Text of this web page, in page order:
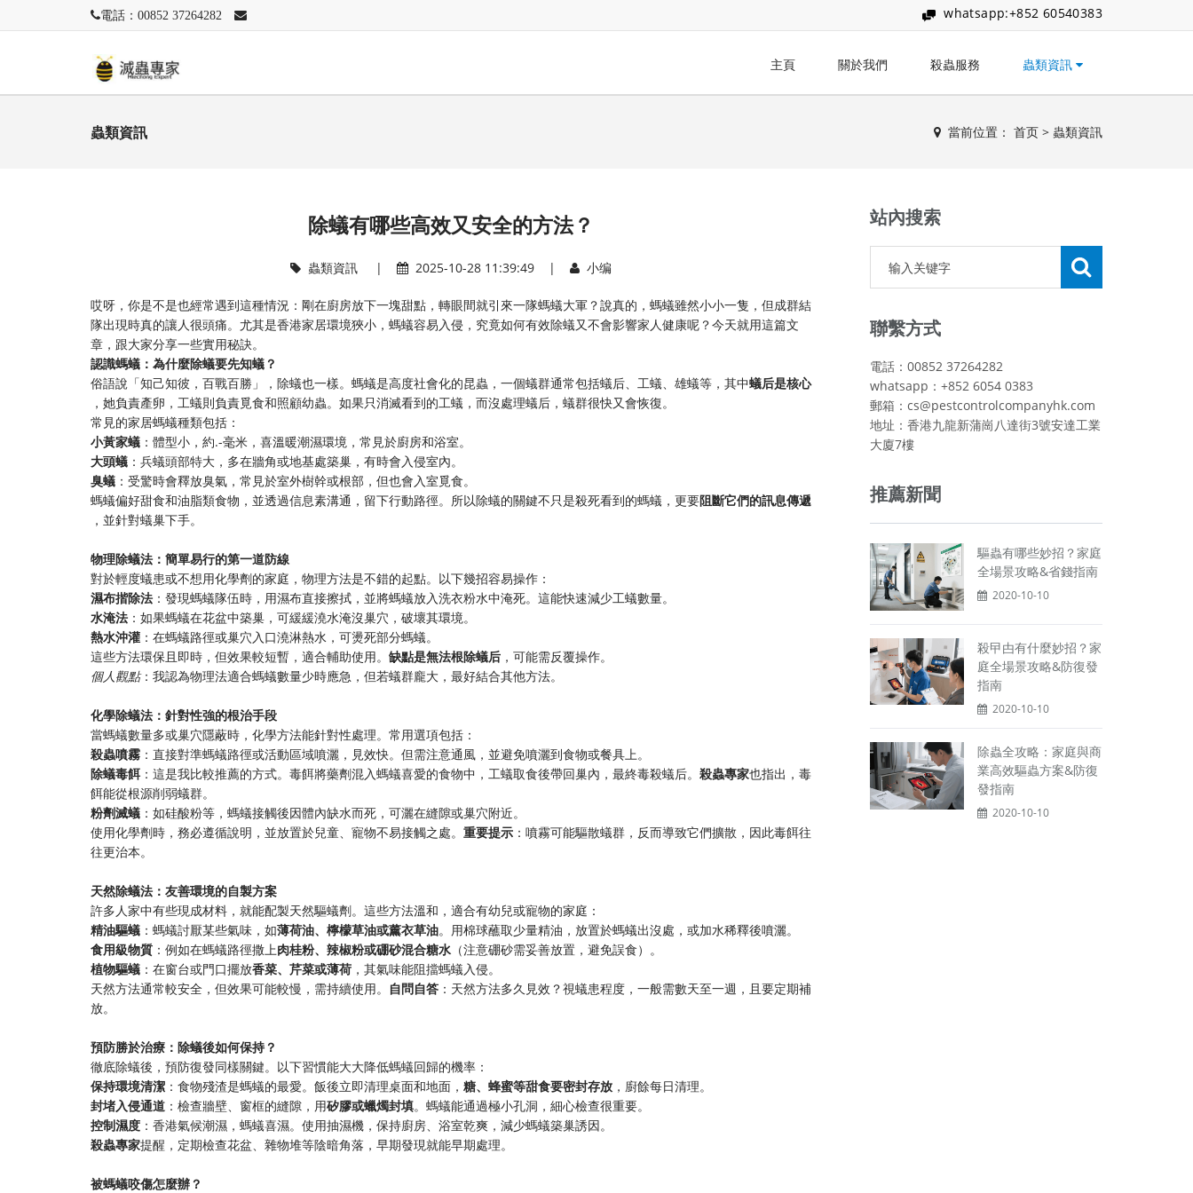
電話：00852 37264282 whatsapp:+852 60540383
主頁 關於我們 殺蟲服務 蟲類資訊
蟲類資訊 當前位置： 首页 > 蟲類資訊
除蟻有哪些高效又安全的方法？
蟲類資訊 | 2025-10-28 11:39:49 | 小编
哎呀，你是不是也經常遇到這種情況：剛在廚房放下一塊甜點，轉眼間就引來一隊螞蟻大軍？說真的，螞蟻雖然小小一隻，但成群結
隊出現時真的讓人很頭痛。尤其是香港家居環境狹小，螞蟻容易入侵，究竟如何有效除蟻又不會影響家人健康呢？今天就用這篇文
章，跟大家分享一些實用秘訣。
​認識螞蟻：為什麼除蟻要先知蟻？​
俗語說「知己知彼，百戰百勝」，除蟻也一樣。螞蟻是高度社會化的昆蟲，一個蟻群通常包括蟻后、工蟻、雄蟻等，其中​​蟻后是核心​
，她負責產卵，工蟻則負責覓食和照顧幼蟲。如果只消滅看到的工蟻，而沒處理蟻后，蟻群很快又會恢復。
常見的家居螞蟻種類包括：
​小黃家蟻​ ​：體型小，約.-毫米，喜溫暖潮濕環境，常見於廚房和浴室。
​大頭蟻​ ​：兵蟻頭部特大，多在牆角或地基處築巢，有時會入侵室內。
​臭蟻​ ​：受驚時會釋放臭氣，常見於室外樹幹或根部，但也會入室覓食。
螞蟻偏好甜食和油脂類食物，並透過信息素溝通，留下行動路徑。所以除蟻的關鍵不只是殺死看到的螞蟻，更要​​阻斷它們的訊息傳遞​
，並針對蟻巢下手。
​物理除蟻法：簡單易行的第一道防線​
對於輕度蟻患或不想用化學劑的家庭，物理方法是不錯的起點。以下幾招容易操作：
​濕布揩除法​ ​：發現螞蟻隊伍時，用濕布直接擦拭，並將螞蟻放入洗衣粉水中淹死。這能快速減少工蟻數量。
​水淹法​ ​：如果螞蟻在花盆中築巢，可緩緩澆水淹沒巢穴，破壞其環境。
​熱水沖灌​ ​：在螞蟻路徑或巢穴入口澆淋熱水，可燙死部分螞蟻。
這些方法環保且即時，但效果較短暫，適合輔助使用。​ ​缺點是無法根除蟻后​ ​，可能需反覆操作。
個人觀點​：我認為物理法適合螞蟻數量少時應急，但若蟻群龐大，最好結合其他方法。
​化學除蟻法：針對性強的根治手段​
當螞蟻數量多或巢穴隱蔽時，化學方法能針對性處理。常用選項包括：
​殺蟲噴霧​ ​：直接對準螞蟻路徑或活動區域噴灑，見效快。但需注意通風，並避免噴灑到食物或餐具上。
​除蟻毒餌​​：這是我比較推薦的方式。毒餌將藥劑混入螞蟻喜愛的食物中，工蟻取食後帶回巢內，最終毒殺蟻后。​ ​殺蟲專家​​也指出，毒
餌能從根源削弱蟻群。
​粉劑滅蟻​ ​：如硅酸粉等，螞蟻接觸後因體內缺水而死，可灑在縫隙或巢穴附近。
使用化學劑時，務必遵循說明，並放置於兒童、寵物不易接觸之處。​ ​重要提示​ ​：噴霧可能驅散蟻群，反而導致它們擴散，因此毒餌往
往更治本。
​天然除蟻法：友善環境的自製方案​
許多人家中有些現成材料，就能配製天然驅蟻劑。這些方法溫和，適合有幼兒或寵物的家庭：
​精油驅蟻​ ​：螞蟻討厭某些氣味，如​​薄荷油、檸檬草油或薰衣草油​​。用棉球蘸取少量精油，放置於螞蟻出沒處，或加水稀釋後噴灑。
​食用級物質​ ​：例如在螞蟻路徑撒上​​肉桂粉、辣椒粉或硼砂混合糖水​ ​（注意硼砂需妥善放置，避免誤食）。
​植物驅蟻​ ​：在窗台或門口擺放​​香菜、芹菜或薄荷​ ​，其氣味能阻擋螞蟻入侵。
天然方法通常較安全，但效果可能較慢，需持續使用。​ ​自問自答​ ​：天然方法多久見效？視蟻患程度，一般需數天至一週，且要定期補
放。
​預防勝於治療：除蟻後如何保持？​
徹底除蟻後，預防復發同樣關鍵。以下習慣能大大降低螞蟻回歸的機率：
​保持環境清潔​ ​：食物殘渣是螞蟻的最愛。飯後立即清理桌面和地面，​ ​糖、蜂蜜等甜食要密封存放​ ​，廚餘每日清理。
​封堵入侵通道​ ​：檢查牆壁、窗框的縫隙，用​​矽膠或蠟燭封填​​。螞蟻能通過極小孔洞，細心檢查很重要。
​控制濕度​ ​：香港氣候潮濕，螞蟻喜濕。使用抽濕機，保持廚房、浴室乾爽，減少螞蟻築巢誘因。
​殺蟲專家​​提醒，定期檢查花盆、雜物堆等陰暗角落，早期發現就能早期處理。
​被螞蟻咬傷怎麼辦？​
站內搜索
聯繫方式
電話：00852 37264282
whatsapp：+852 6054 0383
郵箱：cs@pestcontrolcompanyhk.com
地址：香港九龍新蒲崗八達街3號安達工業
大廈7樓
推薦新聞
驅蟲有哪些妙招？家庭
全場景攻略&省錢指南
2020-10-10
殺曱甴有什麼妙招？家
庭全場景攻略&防復發
指南
2020-10-10
除蟲全攻略：家庭與商
業高效驅蟲方案&防復
發指南
2020-10-10